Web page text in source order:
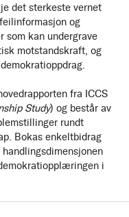
det sterkeste vernet
og
som kan undergrave
motstandskraft, og
fra ICCS
Study) og består av
rundt
Bokas enkeltbidrag
i